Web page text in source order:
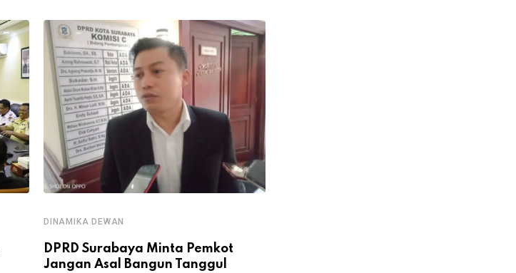
DINAMIKA DEWAN
DPRD Surabaya Minta Pemkot
Jangan Asal Bangun Tanggul